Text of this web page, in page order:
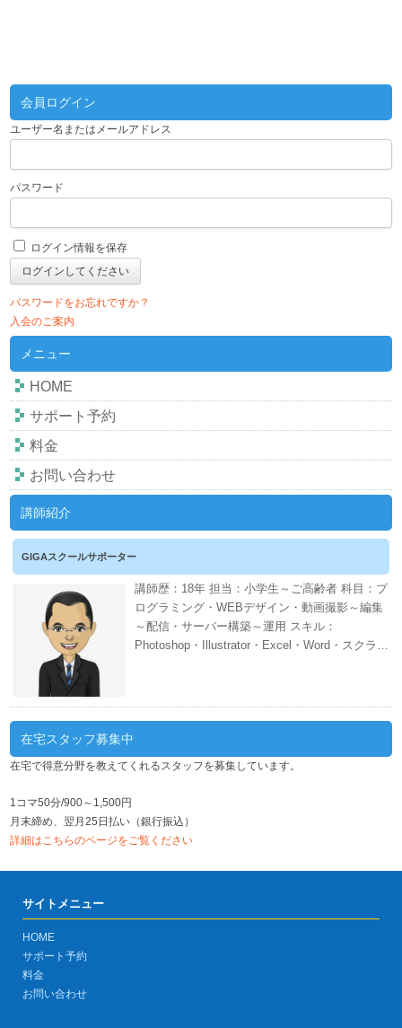
会員ログイン
ユーザー名またはメールアドレス
パスワード
ログイン情報を保存
パスワードをお忘れですか？
入会のご案内
メニュー
HOME
サポート予約
料金
お問い合わせ
講師紹介
GIGAスクールサポーター
講師歴：18年 担当：小学生～ご高齢者 科目：プ
ログラミング・WEBデザイン・動画撮影～編集
～配信・サーバー構築～運用 スキル：
Photoshop・Illustrator・Excel・Word・スクラッ
在宅スタッフ募集中
在宅で得意分野を教えてくれるスタッフを募集しています。
1コマ50分/900～1,500円
月末締め、翌月25日払い（銀行振込）
詳細はこちらのページをご覧ください
サイトメニュー
HOME
サポート予約
料金
お問い合わせ